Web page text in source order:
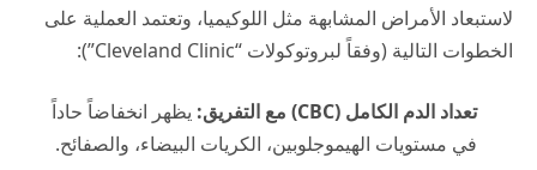
لاستبعاد الأمراض المشابهة مثل اللوكيميا، وتعتمد العملية على
الخطوات التالية (وفقاً لبروتوكولات “Cleveland Clinic”):
تعداد الدم الكامل (CBC) مع التفريق:
يظهر انخفاضاً حاداً
في مستويات الهيموجلوبين، الكريات البيضاء، والصفائح.